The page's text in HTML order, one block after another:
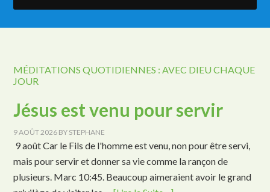
MÉDITATIONS QUOTIDIENNES : AVEC DIEU CHAQUE
JOUR
Jésus est venu pour servir
9 AOÛT 2026 BY STEPHANE
9 août Car le Fils de l'homme est venu, non pour être servi,
mais pour servir et donner sa vie comme la rançon de
plusieurs. Marc 10:45. Beaucoup aimeraient avoir le grand